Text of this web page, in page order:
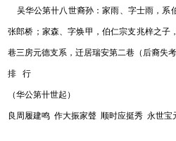
吴华公第卄八世裔孙：家雨、字士雨，系
张郎桥；家森、字焕甲，伯仁宗支兆梓之子
巷三房元德支系，迁居瑞安第二巷（后裔失考
排 行
（华公第卄世起）
良周履建鸣 作大振家聲 顺时应挺秀 永世宝